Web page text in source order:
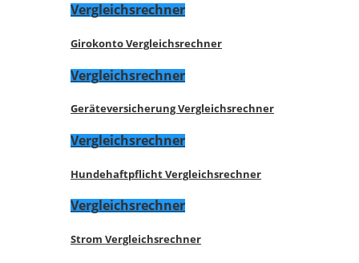
Vergleichsrechner
Girokonto Vergleichsrechner
Vergleichsrechner
Geräteversicherung Vergleichsrechner
Vergleichsrechner
Hundehaftpflicht Vergleichsrechner
Vergleichsrechner
Strom Vergleichsrechner